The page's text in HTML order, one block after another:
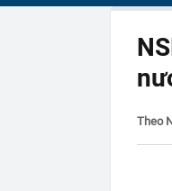
Theo